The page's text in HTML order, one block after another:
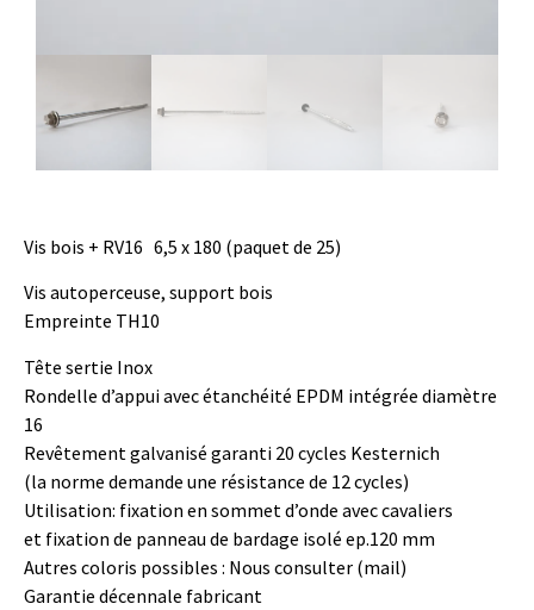
Vis bois + RV16 6,5 x 180 (paquet de 25)
Vis autoperceuse, support bois
Empreinte TH10
Tête sertie Inox
Rondelle d’appui avec étanchéité EPDM intégrée diamètre
16
Revêtement galvanisé garanti 20 cycles Kesternich
(la norme demande une résistance de 12 cycles)
Utilisation: fixation en sommet d’onde avec cavaliers
et fixation de panneau de bardage isolé ep.120 mm
Autres coloris possibles : Nous consulter (mail)
Garantie décennale fabricant